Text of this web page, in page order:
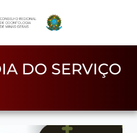
DO SERVIÇO